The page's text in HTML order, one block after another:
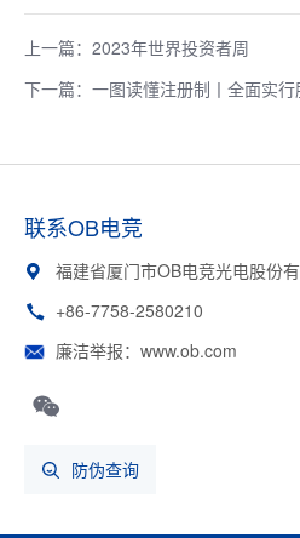
上一篇：2023年世界投资者周
下一篇：一图读懂注册制丨全面实
联系OB电竞
福建省厦门市OB电竞光电股份
+86-7758-2580210
廉洁举报：www.ob.com
防伪查询